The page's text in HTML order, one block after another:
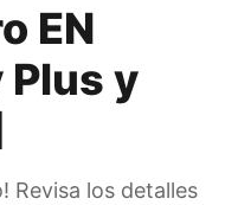
EN
Plus y
Revisa los detalles